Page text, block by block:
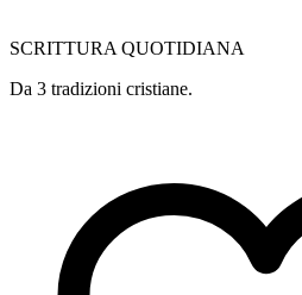
SCRITTURA QUOTIDIANA
Da 3 tradizioni cristiane.